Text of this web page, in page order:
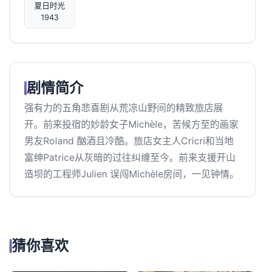
夏日时光
1943
剧情简介
强有力的五角悲喜剧从荒凉山野间的精致旅店展
开。前来投宿的妙龄女子Michèle，苦候方至的画家
男友Roland 酗酒且冷酷。旅店女主人Cricri和当地
富绅Patrice从灰暗的过往纠缠至今。前来支援开山
造坝的工程师Julien 误闯Michèle房间，一见钟情。
猜你喜欢